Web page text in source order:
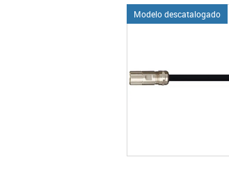
Modelo descatalogado